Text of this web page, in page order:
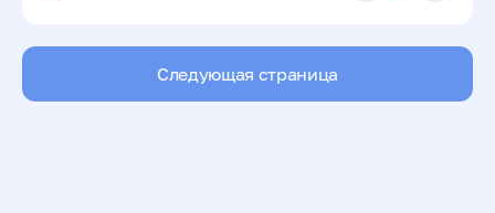
Следующая страница